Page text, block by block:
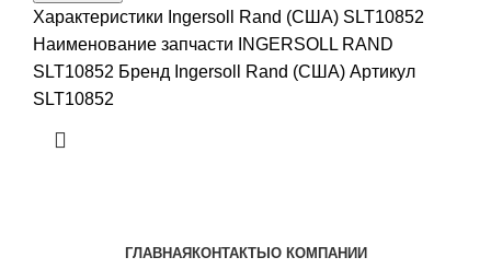
Характеристики Ingersoll Rand (США) SLT10852
Наименование запчасти INGERSOLL RAND
SLT10852 Бренд Ingersoll Rand (США) Артикул
SLT10852
ГЛАВНАЯКОНТАКТЫО КОМПАНИИ